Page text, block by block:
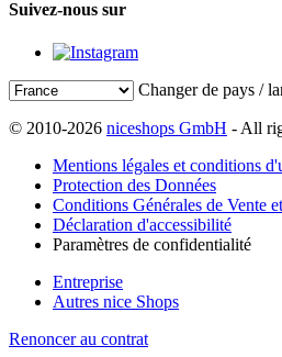
Suivez-nous sur
Changer de pays /
© 2010-2026 niceshops GmbH - All
Mentions légales et conditions
Protection des Données
Conditions Générales de Vente
Déclaration d'accessibilité
Paramètres de confidentialité
Entreprise
Autres nice Shops
Renoncer au contrat